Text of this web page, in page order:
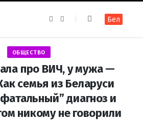
e
k
t
m
Бел
ОБЩЕСТВО
про ВИЧ, у мужа —
семья из Беларуси
диагноз и
никому не говорили